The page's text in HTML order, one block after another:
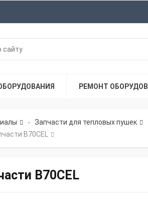
РЕМОНТ
- Запчасти для тепловых пушек
B70CEL
B70CEL